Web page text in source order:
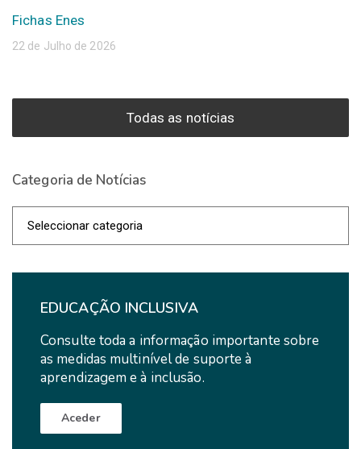
Fichas Enes
22 de Julho de 2026
Todas as notícias
Categoria de Notícias
EDUCAÇÃO INCLUSIVA
Consulte toda a informação importante sobre
as medidas multinível de suporte à
aprendizagem e à inclusão.
Aceder